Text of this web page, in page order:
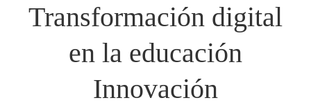
Transformación digital
en la educación
Innovación